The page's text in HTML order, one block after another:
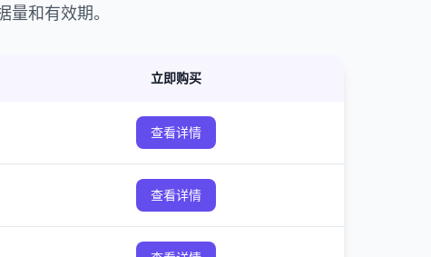
和有效期。
立即购买
查看详情
查看详情